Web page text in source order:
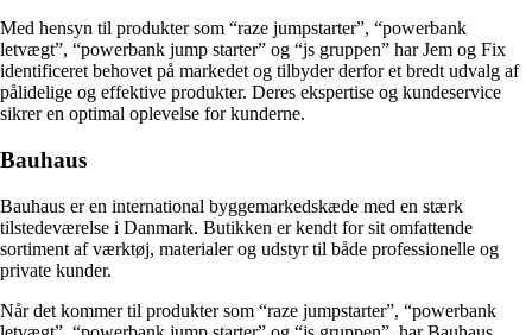
Med hensyn til produkter som “raze jumpstarter”, “powerbank
letvægt”, “powerbank jump starter” og “js gruppen” har Jem og Fix
identificeret behovet på markedet og tilbyder derfor et bredt udvalg af
pålidelige og effektive produkter. Deres ekspertise og kundeservice
sikrer en optimal oplevelse for kunderne.
Bauhaus
Bauhaus er en international byggemarkedskæde med en stærk
tilstedeværelse i Danmark. Butikken er kendt for sit omfattende
sortiment af værktøj, materialer og udstyr til både professionelle og
private kunder.
Når det kommer til produkter som “raze jumpstarter”, “powerbank